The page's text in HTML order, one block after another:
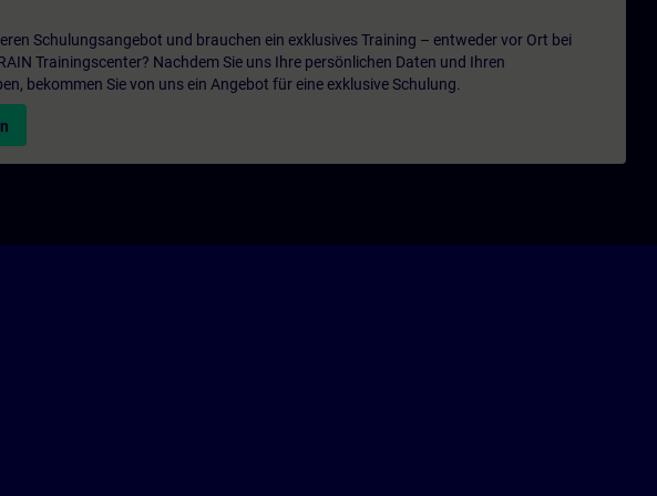
Schulungsangebot und brauchen ein exklusives Training – entweder vor Ort bei
Trainingscenter? Nachdem Sie uns Ihre persönlichen Daten und Ihren
bekommen Sie von uns ein Angebot für eine exklusive Schulung.